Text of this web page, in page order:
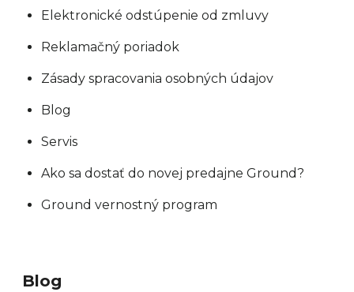
Elektronické odstúpenie od zmluvy
Reklamačný poriadok
Zásady spracovania osobných údajov
Blog
Servis
Ako sa dostať do novej predajne Ground?
Ground vernostný program
Blog